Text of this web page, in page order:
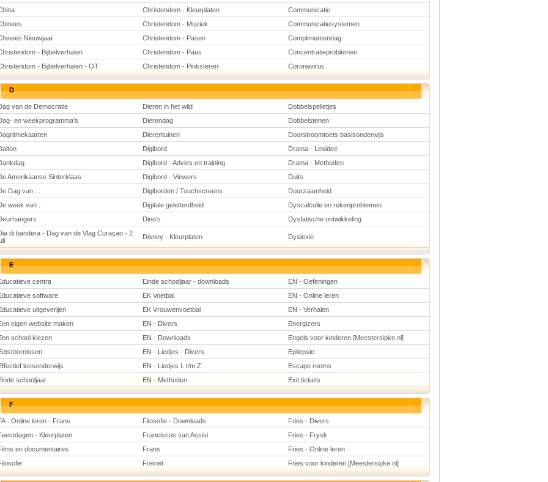
Christendom - Kleurplaten
Communicatie
Christendom - Muziek
Communicatiesystemen
Nieuwjaar
Christendom - Pasen
Complimentendag
- Bijbelverhalen
Christendom - Paus
Concentratieproblemen
- Bijbelverhalen - OT
Christendom - Pinksteren Coronavirus
D
van de Democratie Dieren in het wild
Dobbelspelletjes
en weekprogramma's
Dierendag
Dobbelstenen
Dierentuinen
Doorstroomtoets basisonderwijs
Digibord
Drama - Lesidee
Digibord - Advies en training
Drama - Methoden
Amerikaanse Sinterklaas
Digibord - Viewers
Duits
Dag van ...
Digiborden / Touchscreens
Duurzaamheid
week van ...
Digitale geletterdheid
Dyscalculie en rekenproblemen
Dino's
Dysfatische ontwikkeling
di bandera - Dag van de Vlag Curaçao - 2
Disney - Kleurplaten Dyslexie
E
centra Einde schooljaar - downloads
EN - Oefeningen
software
EK Voetbal
EN - Online leren
uitgeverijen
EK Vrouwenvoetbal
EN - Verhalen
eigen website maken
EN - Divers
Energizers
school kiezen
EN - Downloads
Engels voor kinderen [Meestersipke.nl]
EN - Liedjes - Divers
Epilepsie
leesonderwijs
EN - Liedjes L t/m Z
Escape rooms
schooljaar
EN - Methoden Exit tickets
F
- Online leren - Frans Filosofie - Downloads
Fries - Divers
- Kleurplaten
Franciscus van Assisi
Fries - Frysk
en documentaires
Frans
Fries - Online leren
Freinet Fries voor kinderen [Meestersipke.nl]